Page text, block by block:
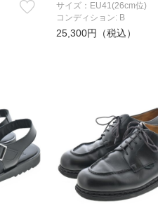
サイズ：EU41(26cm位)
コンディション: B
25,300円（税込）